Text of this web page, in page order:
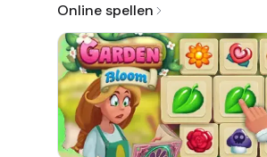
Online spellen